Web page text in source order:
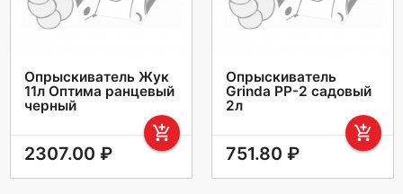
Опрыскиватель Жук
11л Оптима ранцевый
черный
add_shopping_cart
2307.00 ₽
Опрыскиватель
Grinda PP-2 садовый
2л
add_shopping_cart
751.80 ₽